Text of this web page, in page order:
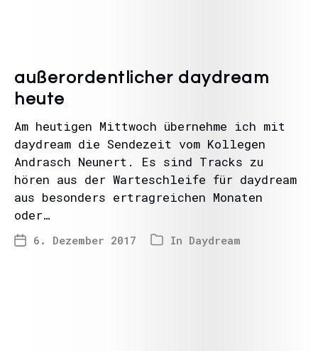
außerordentlicher daydream
heute
Am heutigen Mittwoch übernehme ich mit
daydream die Sendezeit vom Kollegen
Andrasch Neunert. Es sind Tracks zu
hören aus der Warteschleife für daydream
aus besonders ertragreichen Monaten
oder…
6. Dezember 2017 In Daydream